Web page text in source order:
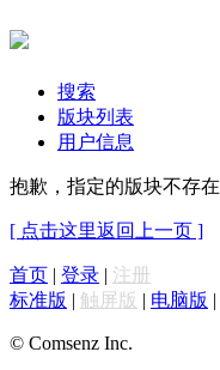
搜索
版块列表
用户信息
抱歉，指定的版块不存在
[ 点击这里返回上一页 ]
首页 | 登录 | 注册
标准版 | 触屏版 | 电脑版 |
© Comsenz Inc.